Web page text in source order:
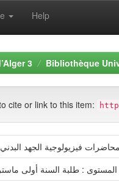
Help
3 Bibliothèque
cite or link to this item:
محاضرات فيزيولوجية الجهد
المستوى : طلبة السنة أولى